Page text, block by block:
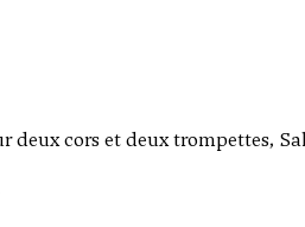
deux cors et deux trompettes,